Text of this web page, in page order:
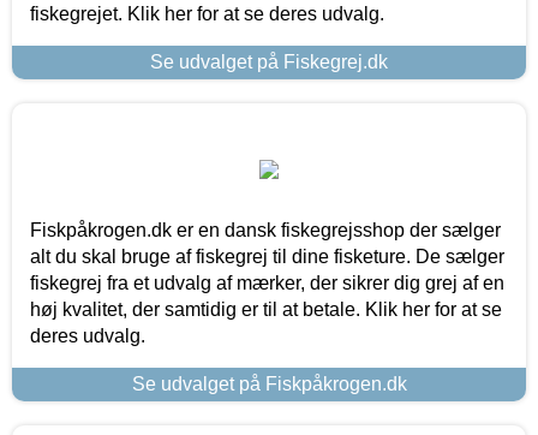
fiskegrejet. Klik her for at se deres udvalg.
Se udvalget på Fiskegrej.dk
Fiskpåkrogen.dk er en dansk fiskegrejsshop der sælger
alt du skal bruge af fiskegrej til dine fisketure. De sælger
fiskegrej fra et udvalg af mærker, der sikrer dig grej af en
høj kvalitet, der samtidig er til at betale. Klik her for at se
deres udvalg.
Se udvalget på Fiskpåkrogen.dk